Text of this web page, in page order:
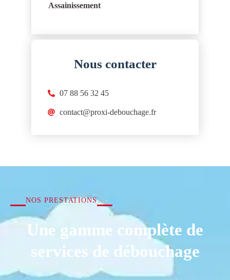
Assainissement
Nous contacter
07 88 56 32 45
contact@proxi-debouchage.fr
NOS PRESTATIONS
Une gamme complète de
services de débouchage